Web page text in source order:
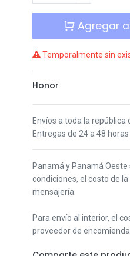
Agregar
Temporalmente sin
Honor
Envíos a toda la república
Entregas de 24 a 48 horas
Panamá y Panamá Oeste
condiciones, el costo de
mensajería.
Para envío al interior, el
proveedor de